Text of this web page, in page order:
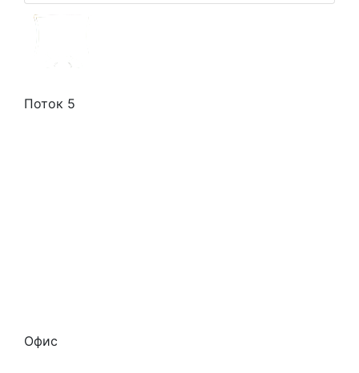
Поток 5
Офис